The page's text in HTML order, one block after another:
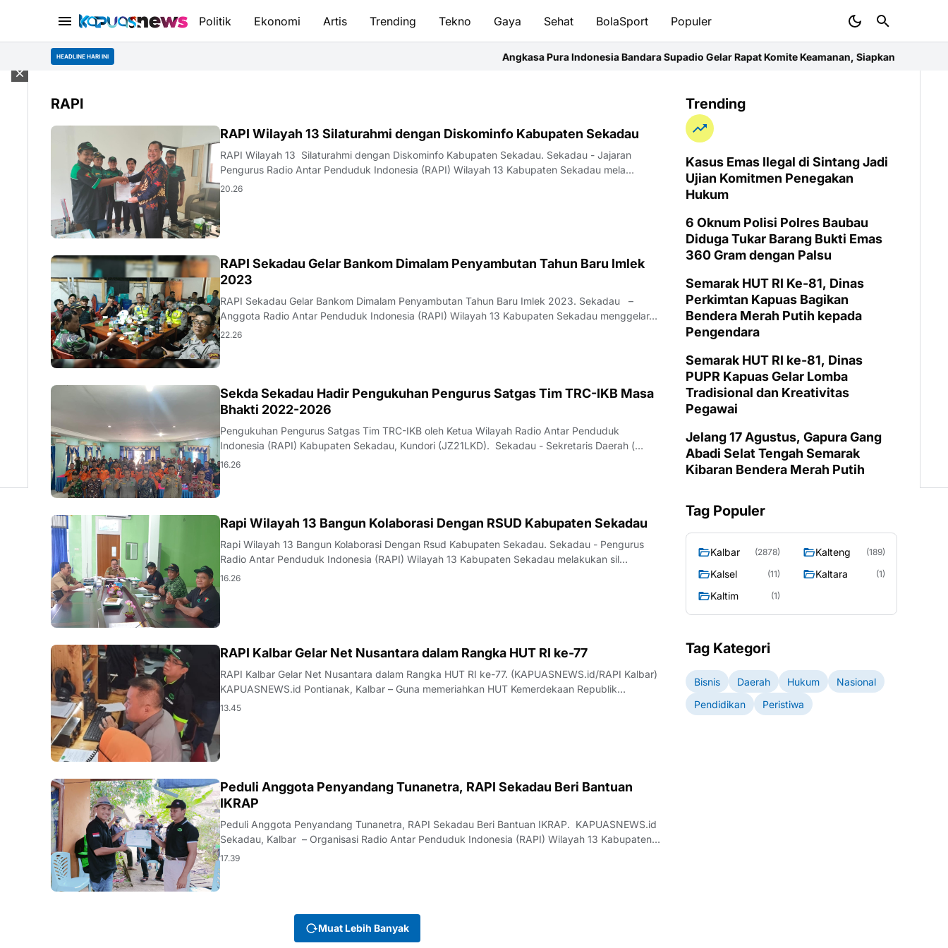
Politik Ekonomi Artis Trending Tekno Gaya Sehat BolaSport Populer
HEADLINE HARI INI Angkasa Pura Indonesia Bandara Supadio Gelar Rapat Komite Keamanan, Siapkan Latihan Terpadu
RAPI
RAPI Wilayah 13 Silaturahmi dengan Diskominfo Kabupaten Sekadau
RAPI Wilayah 13 Silaturahmi dengan Diskominfo Kabupaten Sekadau. Sekadau - Jajaran
Pengurus Radio Antar Penduduk Indonesia (RAPI) Wilayah 13 Kabupaten Sekadau mela…
20.26
IMLEK
RAPI Sekadau Gelar Bankom Dimalam Penyambutan Tahun Baru Imlek
2023
RAPI Sekadau Gelar Bankom Dimalam Penyambutan Tahun Baru Imlek 2023. Sekadau –
Anggota Radio Antar Penduduk Indonesia (RAPI) Wilayah 13 Kabupaten Sekadau menggelar…
22.26
Sekda Sekadau Hadir Pengukuhan Pengurus Satgas Tim TRC-IKB Masa
Bhakti 2022-2026
Pengukuhan Pengurus Satgas Tim TRC-IKB oleh Ketua Wilayah Radio Antar Penduduk
Indonesia (RAPI) Kabupaten Sekadau, Kundori (JZ21LKD). Sekadau - Sekretaris Daerah (…
16.26
KALBAR Rapi Wilayah 13 Bangun Kolaborasi Dengan RSUD Kabupaten Sekadau
Rapi Wilayah 13 Bangun Kolaborasi Dengan Rsud Kabupaten Sekadau. Sekadau - Pengurus
Radio Antar Penduduk Indonesia (RAPI) Wilayah 13 Kabupaten Sekadau melakukan sil…
16.26
BERITA RAPI Kalbar Gelar Net Nusantara dalam Rangka HUT RI ke-77
RAPI Kalbar Gelar Net Nusantara dalam Rangka HUT RI ke-77. (KAPUASNEWS.id/RAPI Kalbar)
KAPUASNEWS.id Pontianak, Kalbar – Guna memeriahkan HUT Kemerdekaan Republik
Indonesia ke-77…
13.45
BERITA
Peduli Anggota Penyandang Tunanetra, RAPI Sekadau Beri Bantuan
IKRAP
Peduli Anggota Penyandang Tunanetra, RAPI Sekadau Beri Bantuan IKRAP. KAPUASNEWS.id
Sekadau, Kalbar – Organisasi Radio Antar Penduduk Indonesia (RAPI) Wilayah 13 Kabupaten
Sekad…
17.39
Muat Lebih Banyak
Trending
Kasus Emas Ilegal di Sintang Jadi
Ujian Komitmen Penegakan
Hukum
6 Oknum Polisi Polres Baubau
Diduga Tukar Barang Bukti Emas
360 Gram dengan Palsu
Semarak HUT RI Ke-81, Dinas
Perkimtan Kapuas Bagikan
Bendera Merah Putih kepada
Pengendara
Semarak HUT RI ke-81, Dinas
PUPR Kapuas Gelar Lomba
Tradisional dan Kreativitas
Pegawai
Jelang 17 Agustus, Gapura Gang
Abadi Selat Tengah Semarak
Kibaran Bendera Merah Putih
Tag Populer
Kalbar (2878) Kalteng (189)
Kalsel (11) Kaltara (1)
Kaltim (1)
Tag Kategori
Bisnis Daerah Hukum
Nasional
Pendidikan
Peristiwa